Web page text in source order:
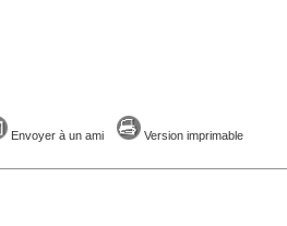
Envoyer à un ami Version imprimable